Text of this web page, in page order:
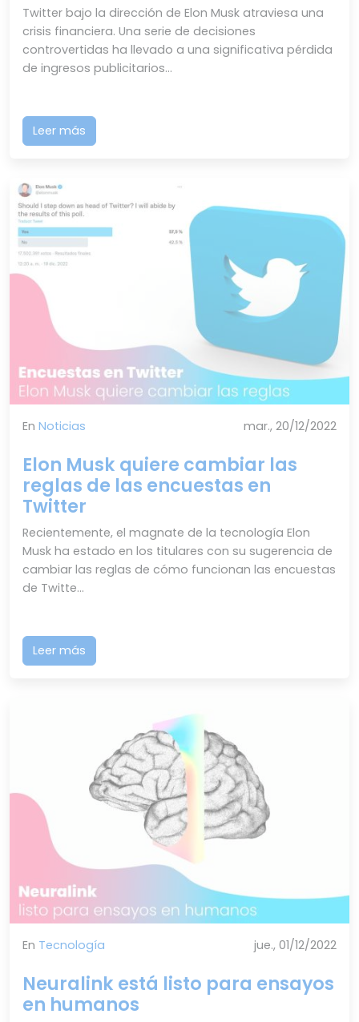
Twitter bajo la dirección de Elon Musk atraviesa una
crisis financiera. Una serie de decisiones
controvertidas ha llevado a una significativa pérdida
de ingresos publicitarios...
Leer más
En Noticias mar., 20/12/2022
Elon Musk quiere cambiar las
reglas de las encuestas en
Twitter
Recientemente, el magnate de la tecnología Elon
Musk ha estado en los titulares con su sugerencia de
cambiar las reglas de cómo funcionan las encuestas
de Twitte...
Leer más
En Tecnología jue., 01/12/2022
Neuralink está listo para ensayos
en humanos